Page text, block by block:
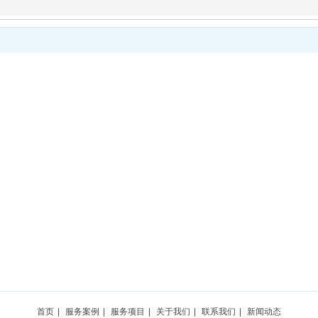
首页 服务案例 服务项目 关于我们 联系我们 新闻动态